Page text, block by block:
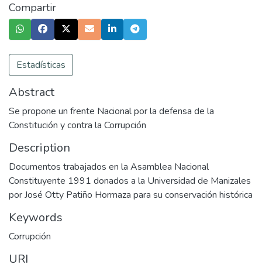
Compartir
Estadísticas
Abstract
Se propone un frente Nacional por la defensa de la
Constitución y contra la Corrupción
Description
Documentos trabajados en la Asamblea Nacional
Constituyente 1991 donados a la Universidad de Manizales
por José Otty Patiño Hormaza para su conservación histórica
Keywords
Corrupción
URI